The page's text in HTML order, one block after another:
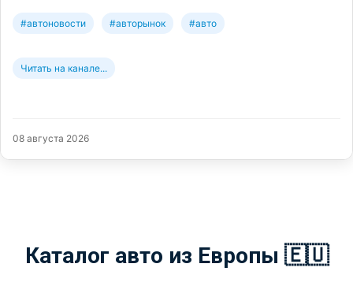
#автоновости #авторынок #авто
Читать на канале...
08 августа 2026
Каталог авто из Европы 🇪🇺